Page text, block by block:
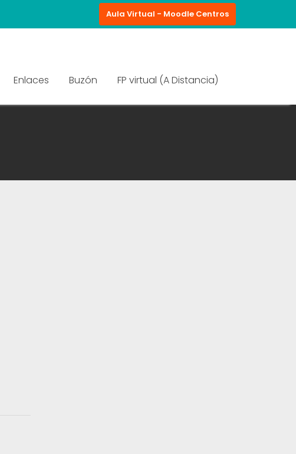
Aula Virtual - Moodle Centros
Enlaces Buzón FP virtual (A Distancia)